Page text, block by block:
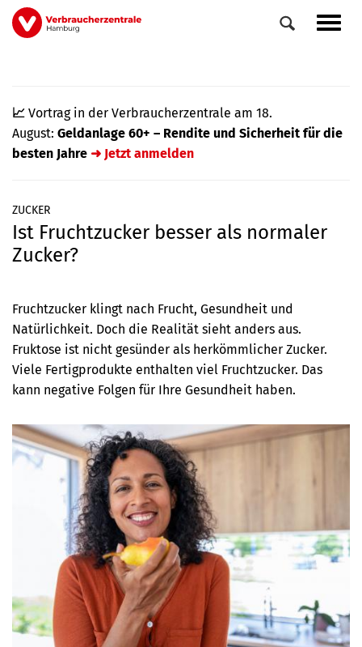
Direkt
zum
📈 Vortrag in der Verbraucherzentrale am 18.
August: Geldanlage 60+ – Rendite und Sicherheit für die
besten Jahre ➜ Jetzt anmelden
Veranstaltungen
0
ZUCKER
Ist Fruchtzucker besser als normaler
Zucker?
Fruchtzucker klingt nach Frucht, Gesundheit und
Natürlichkeit. Doch die Realität sieht anders aus.
Fruktose ist nicht gesünder als herkömmlicher Zucker.
Viele Fertigprodukte enthalten viel Fruchtzucker. Das
kann negative Folgen für Ihre Gesundheit haben.